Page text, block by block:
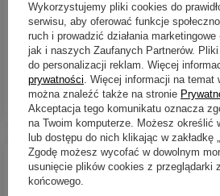
1 134,00 zł
Kup za: 37422 PKTpunktów
Ilość produktówDO KOSZYKA
Wykorzystujemy pliki cookies do
serwisu, aby oferować funkcje
ruch i prowadzić działania marketingowe
jak i naszych Zaufanych Partnerów. Pliki
do personalizacji reklam. Więcej
prywatności . Więcej informacji na
można znaleźć także na stronie
Akceptacja tego komunikatu oznacza
na Twoim komputerze. Możesz określić
lub dostępu do nich klikając w zakładkę
Zgodę możesz wycofać w dowolnym
usunięcie plików cookies z przeglądarki
końcowego.